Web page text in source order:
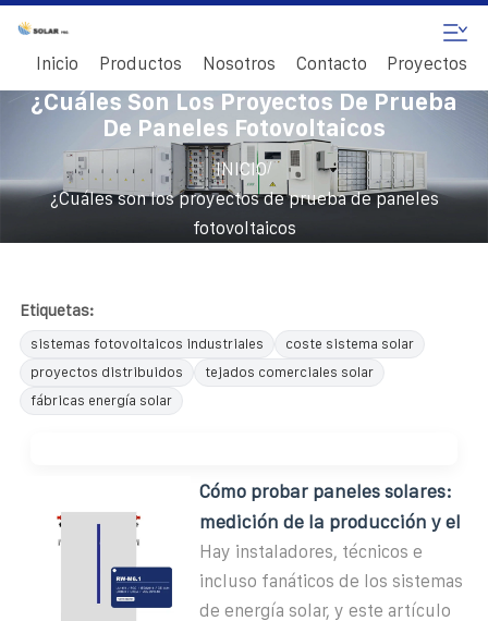
Inicio Productos Nosotros Contacto Proyectos
¿Cuáles Son Los Proyectos De Prueba
De Paneles Fotovoltaicos
INICIO/
¿Cuáles son los proyectos de prueba de paneles
fotovoltaicos
Etiquetas:
sistemas fotovoltaicos industriales
coste sistema solar
proyectos distribuidos
tejados comerciales solar
fábricas energía solar
Cómo probar paneles solares:
medición de la producción y el
Hay instaladores, técnicos e
incluso fanáticos de los sistemas
de energía solar, y este artículo